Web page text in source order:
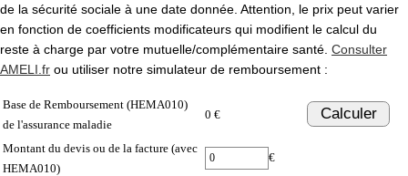
de la sécurité sociale à une date donnée. Attention, le prix peut varier
en fonction de coefficients modificateurs qui modifient le calcul du
reste à charge par votre mutuelle/complémentaire santé. Consulter
AMELI.fr ou utiliser notre simulateur de remboursement :
Base de Remboursement (HEMA010)
de l'assurance maladie
0 € Calculer
Montant du devis ou de la facture (avec
HEMA010)
€